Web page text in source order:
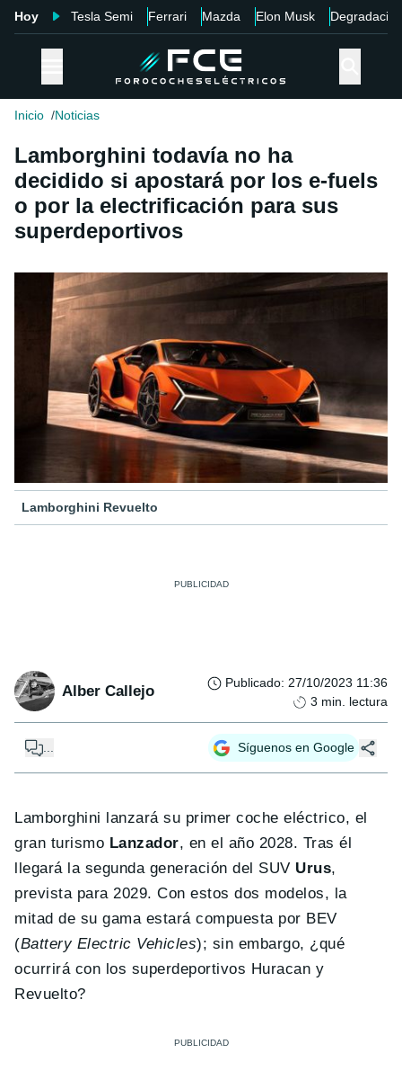
Hoy Tesla Semi Ferrari Mazda Elon Musk Degradación
Inicio Noticias
Lamborghini todavía no ha
decidido si apostará por los e-fuels
o por la electrificación para sus
superdeportivos
Lamborghini Revuelto
Alber Callejo Publicado: 27/10/2023 11:36
3 min. lectura
... Síguenos en Google
Lamborghini lanzará su primer coche eléctrico, el
gran turismo Lanzador, en el año 2028. Tras él
llegará la segunda generación del SUV Urus,
prevista para 2029. Con estos dos modelos, la
mitad de su gama estará compuesta por BEV
(Battery Electric Vehicles); sin embargo, ¿qué
ocurrirá con los superdeportivos Huracan y
Revuelto?